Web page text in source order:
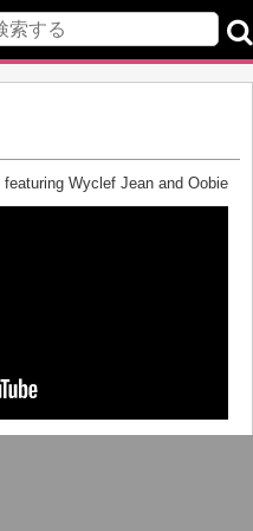
featuring Wyclef Jean and Oobie